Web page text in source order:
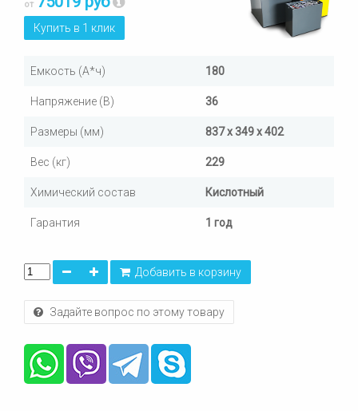
от
Купить в 1 клик
Емкость (А*ч) 180
Напряжение (В) 36
Размеры (мм) 837 x 349 x 402
Вес (кг) 229
Химический состав Кислотный
Гарантия 1 год
Добавить в корзину
Задайте вопрос по этому товару